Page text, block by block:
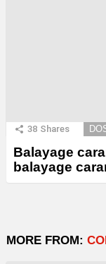
38 Shares
Balayage
balayage
MORE FROM: